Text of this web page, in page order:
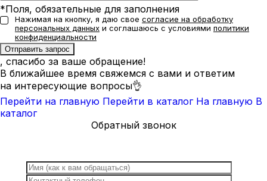
*Поля, обязательные для заполнения
Нажимая на кнопку, я даю свое согласие на обработку
персональных данных и соглашаюсь с условиями политики
конфиденциальности
, спасибо за ваше обращение!
В ближайшее время свяжемся с вами и ответим
на интересующие вопросы👌
Перейти на главную Перейти в каталог На главную В
каталог
Обратный звонок